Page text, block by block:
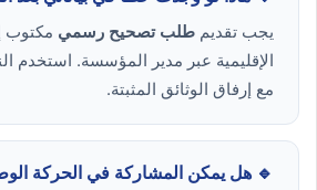
يجب تقديم طلب تصحيح رسمي مكتوب
الإقليمية عبر مدير المؤسسة. استخدم
مع إرفاق الوثائق المثبتة.
🔹 هل يمكن المشاركة في الحركة